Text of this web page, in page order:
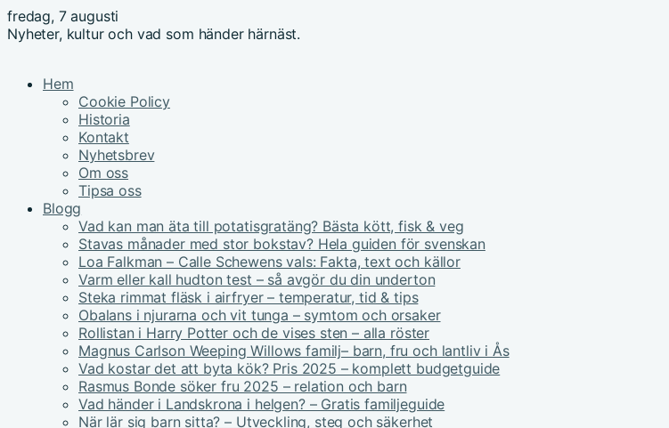
fredag, 7 augusti
Nyheter, kultur och vad som händer härnäst.
Hem
Cookie Policy
Historia
Kontakt
Nyhetsbrev
Om oss
Tipsa oss
Blogg
Vad kan man äta till potatisgratäng? Bästa kött, fisk & veg
Stavas månader med stor bokstav? Hela guiden för svenskan
Loa Falkman – Calle Schewens vals: Fakta, text och källor
Varm eller kall hudton test – så avgör du din underton
Steka rimmat fläsk i airfryer – temperatur, tid & tips
Obalans i njurarna och vit tunga – symtom och orsaker
Rollistan i Harry Potter och de vises sten – alla röster
Magnus Carlson Weeping Willows familj– barn, fru och lantliv i Ås
Vad kostar det att byta kök? Pris 2025 – komplett budgetguide
Rasmus Bonde söker fru 2025 – relation och barn
Vad händer i Landskrona i helgen? – Gratis familjeguide
När lär sig barn sitta? – Utveckling, steg och säkerhet